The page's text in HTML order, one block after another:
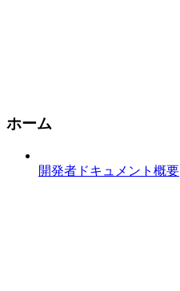
ホーム
開発者ドキュメント概要